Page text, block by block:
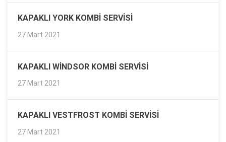
KAPAKLI YORK KOMBI SERVISI
27 Mart 2021
KAPAKLI WINDSOR KOMBI SERVISI
27 Mart 2021
KAPAKLI VESTFROST KOMBI SERVISI
27 Mart 2021